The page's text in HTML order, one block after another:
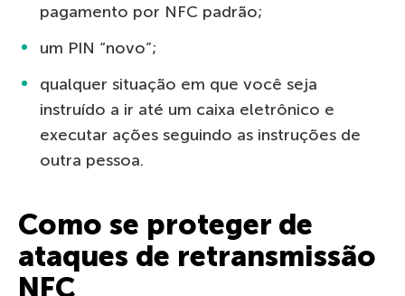
pagamento por NFC padrão;
um PIN “novo”;
qualquer situação em que você seja
instruído a ir até um caixa eletrônico e
executar ações seguindo as instruções de
outra pessoa.
Como se proteger de
ataques de retransmissão
NFC